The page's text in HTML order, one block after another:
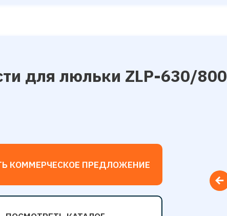
КОММЕРЧЕСКОЕ ПРЕДЛОЖЕНИЕ
для люльки ZLP-630/800